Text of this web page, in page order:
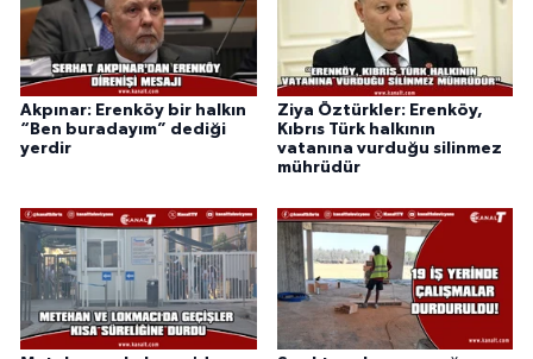
Akpınar: Erenköy bir halkın
“Ben buradayım” dediği
yerdir
Ziya Öztürkler: Erenköy,
Kıbrıs Türk halkının
vatanına vurduğu silinmez
mührüdür